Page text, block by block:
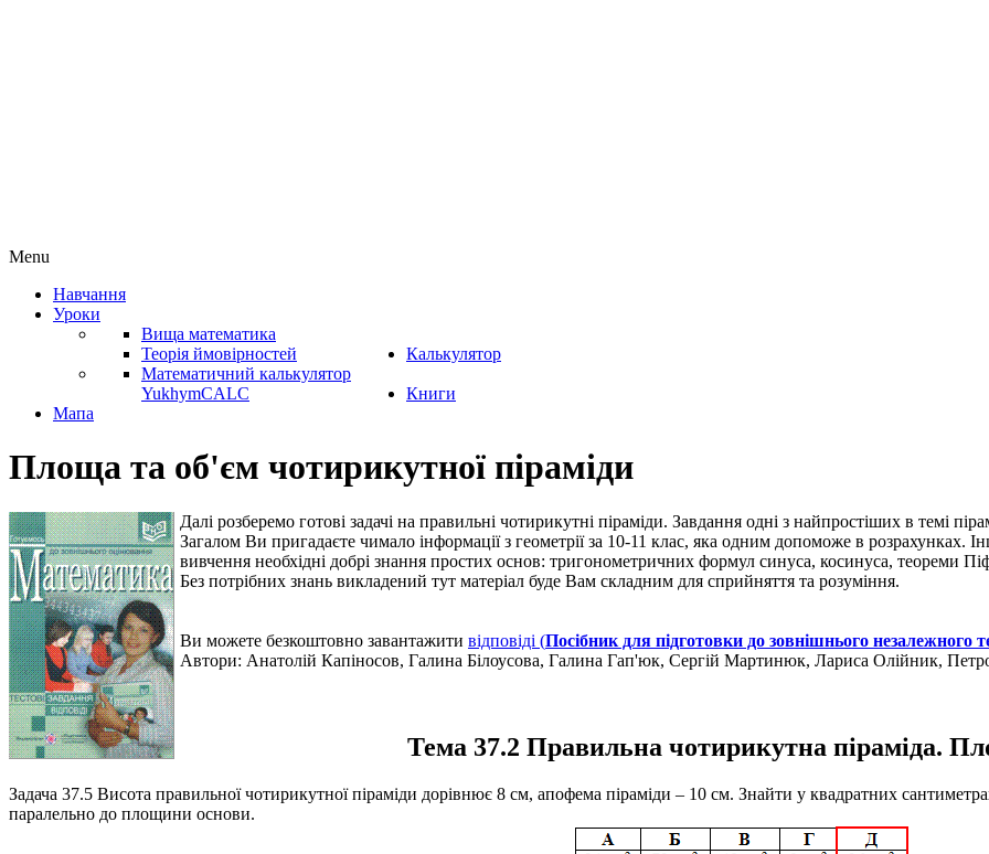
Menu
Навчання
Уроки
Вища математика
Теорія ймовірностей
Калькулятор
Математичний калькулятор
YukhymCALC
Книги
Мапа
Площа та об'єм чотирикутної піраміди
Далі розберемо готові задачі на правильні чотирикутні піраміди. Завдання одні з найпростіших в темі
Загалом Ви пригадаєте чимало інформації з геометрії за 10-11 клас, яка одним допоможе в розрахунках.
вивчення необхідні добрі знання простих основ: тригонометричних формул синуса, косинуса, теореми
Без потрібних знань викладений тут матеріал буде Вам складним для сприйняття та розуміння.
Ви можете безкоштовно завантажити відповіді (Посібник для підготовки до зовнішнього незалежного
Автори: Анатолій Капіносов, Галина Білоусова, Галина Гап'юк, Сергій Мартинюк, Лариса Олійник,
Тема 37.2 Правильна чотирикутна піраміда.
Задача 37.5 Висота правильної чотирикутної піраміди дорівнює 8 см, апофема піраміди – 10 см. Знайти у квадратних
паралельно до площини основи.